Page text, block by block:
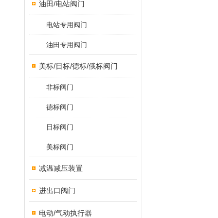
油田/电站阀门
电站专用阀门
油田专用阀门
美标/日标/德标/俄标阀门
非标阀门
德标阀门
日标阀门
美标阀门
减温减压装置
进出口阀门
电动/气动执行器